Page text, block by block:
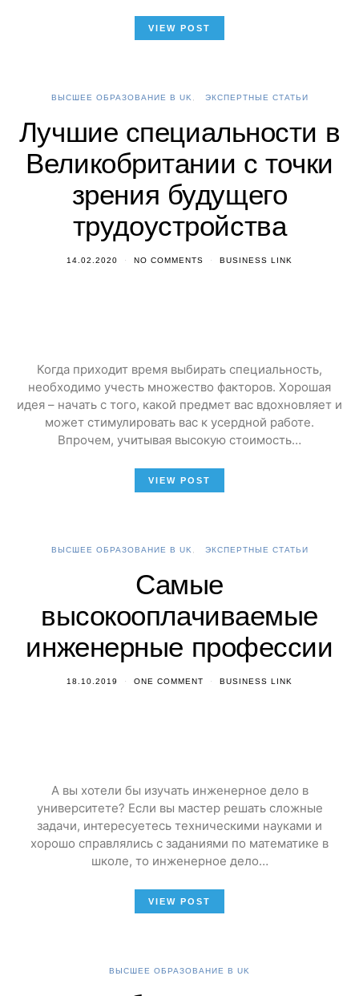
VIEW POST
ВЫСШЕЕ ОБРАЗОВАНИЕ В UK ЭКСПЕРТНЫЕ СТАТЬИ
Лучшие специальности в
Великобритании с точки
зрения будущего
трудоустройства
14.02.2020 NO COMMENTS BUSINESS LINK
Когда приходит время выбирать специальность,
необходимо учесть множество факторов. Хорошая
идея – начать с того, какой предмет вас вдохновляет и
может стимулировать вас к усердной работе.
Впрочем, учитывая высокую стоимость…
VIEW POST
ВЫСШЕЕ ОБРАЗОВАНИЕ В UK ЭКСПЕРТНЫЕ СТАТЬИ
Самые
высокооплачиваемые
инженерные профессии
18.10.2019 ONE COMMENT BUSINESS LINK
А вы хотели бы изучать инженерное дело в
университете? Если вы мастер решать сложные
задачи, интересуетесь техническими науками и
хорошо справлялись с заданиями по математике в
школе, то инженерное дело…
VIEW POST
ВЫСШЕЕ ОБРАЗОВАНИЕ В UK